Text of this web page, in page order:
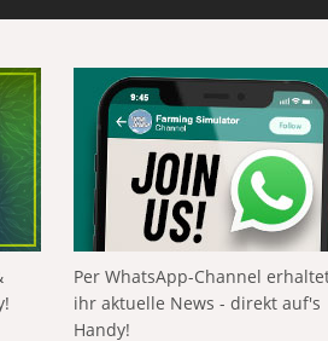
Per WhatsApp-Channel
ihr aktuelle News - direkt auf's
Handy!